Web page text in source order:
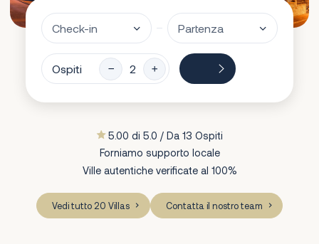
Ospiti
5.00 di 5.0 / Da 13 Ospiti
Forniamo supporto locale
Ville autentiche verificate al 100%
Vedi tutto 20 Villas Contatta il nostro team